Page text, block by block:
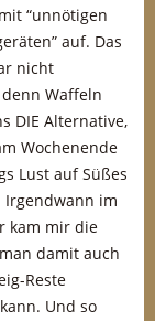
“unnötigen
auf. Das
nicht
Waffeln
DIE Alternative,
Wochenende
Lust auf Süßes
Irgendwann im
kam mir die
damit auch
Reste
Und so